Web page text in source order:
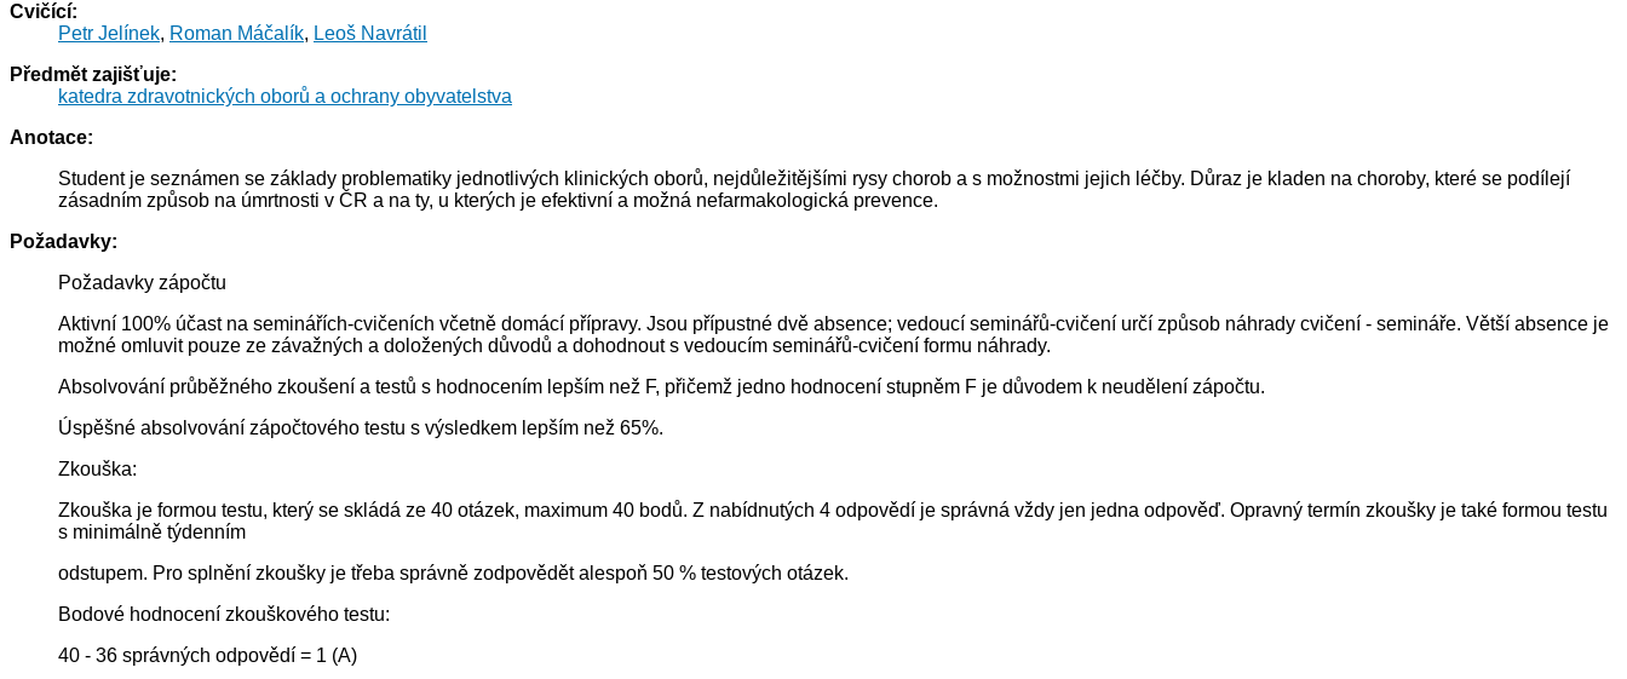
Cvičící:
Petr Jelínek, Roman Máčalík, Leoš Navrátil
Předmět zajišťuje:
katedra zdravotnických oborů a ochrany obyvatelstva
Anotace:
Student je seznámen se základy problematiky jednotlivých klinických oborů, nejdůležitějšími rysy chorob a s možnostmi jejich léčby. Důraz je kladen na choroby, které se podílejí
zásadním způsob na úmrtnosti v ČR a na ty, u kterých je efektivní a možná nefarmakologická prevence.
Požadavky:
Požadavky zápočtu
Aktivní 100% účast na seminářích-cvičeních včetně domácí přípravy. Jsou přípustné dvě absence; vedoucí seminářů-cvičení určí způsob náhrady cvičení - semináře. Větší absence je
možné omluvit pouze ze závažných a doložených důvodů a dohodnout s vedoucím seminářů-cvičení formu náhrady.
Absolvování průběžného zkoušení a testů s hodnocením lepším než F, přičemž jedno hodnocení stupněm F je důvodem k neudělení zápočtu.
Úspěšné absolvování zápočtového testu s výsledkem lepším než 65%.
Zkouška:
Zkouška je formou testu, který se skládá ze 40 otázek, maximum 40 bodů. Z nabídnutých 4 odpovědí je správná vždy jen jedna odpověď. Opravný termín zkoušky je také formou testu
s minimálně týdenním
odstupem. Pro splnění zkoušky je třeba správně zodpovědět alespoň 50 % testových otázek.
Bodové hodnocení zkouškového testu:
40 - 36 správných odpovědí = 1 (A)